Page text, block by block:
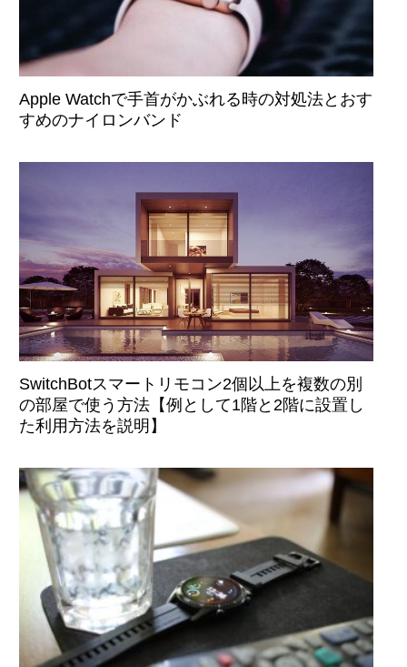
Apple Watchで手首がかぶれる時の対処法とおす
すめのナイロンバンド
SwitchBotスマートリモコン2個以上を複数の別
の部屋で使う方法【例として1階と2階に設置し
た利用方法を説明】